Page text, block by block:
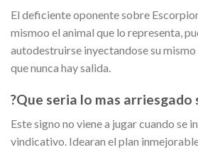
El deficiente oponente sobre
mismoo el animal que lo representa,
autodestruirse inyectandose su
que nunca hay salida.
?Que seri­a lo mas arriesgado
Este signo no viene a jugar cuando se
vindicativo. Idearan el plan